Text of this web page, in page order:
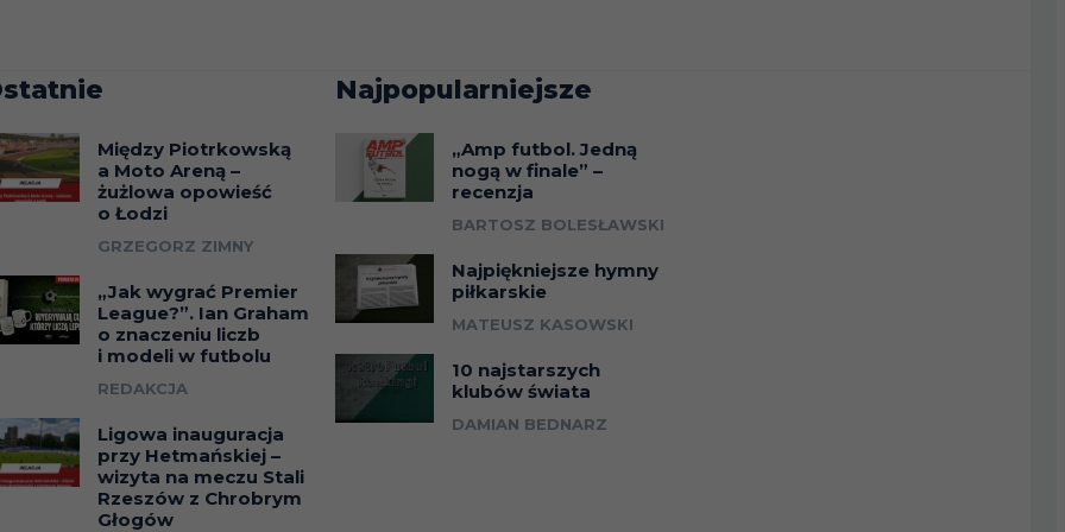
Między Piotrkowską
a Moto Areną –
żużlowa opowieść
o Łodzi
GRZEGORZ ZIMNY
„Jak wygrać Premier
League?”. Ian Graham
o znaczeniu liczb
i modeli w futbolu
REDAKCJA
Ligowa inauguracja
przy Hetmańskiej –
wizyta na meczu Stali
Rzeszów z Chrobrym
Głogów
Najpopularniejsze
„Amp futbol. Jedną
nogą w finale” –
recenzja
BARTOSZ BOLESŁAWSKI
Najpiękniejsze hymny
piłkarskie
MATEUSZ KASOWSKI
10 najstarszych
klubów świata
DAMIAN BEDNARZ